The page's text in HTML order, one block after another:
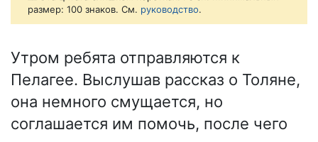
размер: 100 знаков. См. руководство.
Утром ребята отправляются к
Пелагее. Выслушав рассказ о Толяне,
она немного смущается, но
соглашается им помочь, после чего